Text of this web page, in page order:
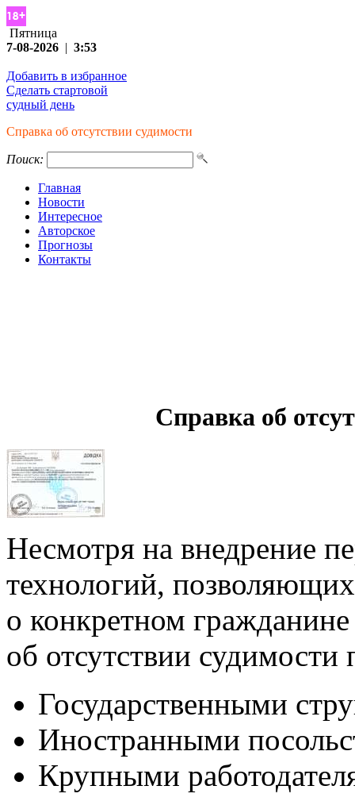
Пятница
7-08-2026 | 3:53
Добавить в избранное
Сделать стартовой
судный день
Справка об отсутствии судимости
Поиск:
Главная
Новости
Интересное
Авторское
Прогнозы
Контакты
Справка об
Несмотря на внедрение
технологий,
о конкретном
об отсутствии
Государственными
Иностранными
Крупными